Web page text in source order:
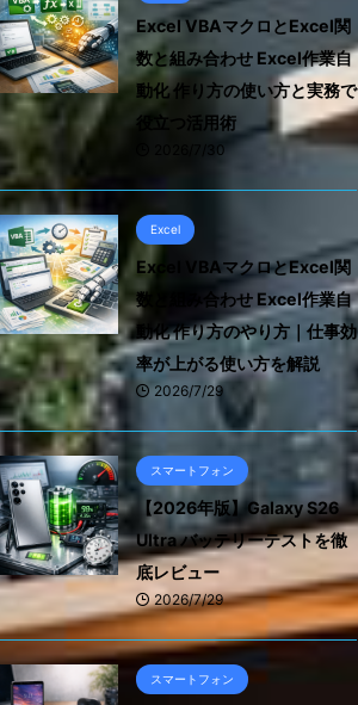
Excel VBAマクロとExcel関
数と組み合わせ Excel作業自
動化 作り方の使い方と実務で
役立つ活用術
2026/7/30
Excel
Excel VBAマクロとExcel関
数と組み合わせ Excel作業自
動化 作り方のやり方｜仕事効
率が上がる使い方を解説
2026/7/29
スマートフォン
【2026年版】Galaxy S26
Ultra バッテリーテストを徹
底レビュー
2026/7/29
スマートフォン